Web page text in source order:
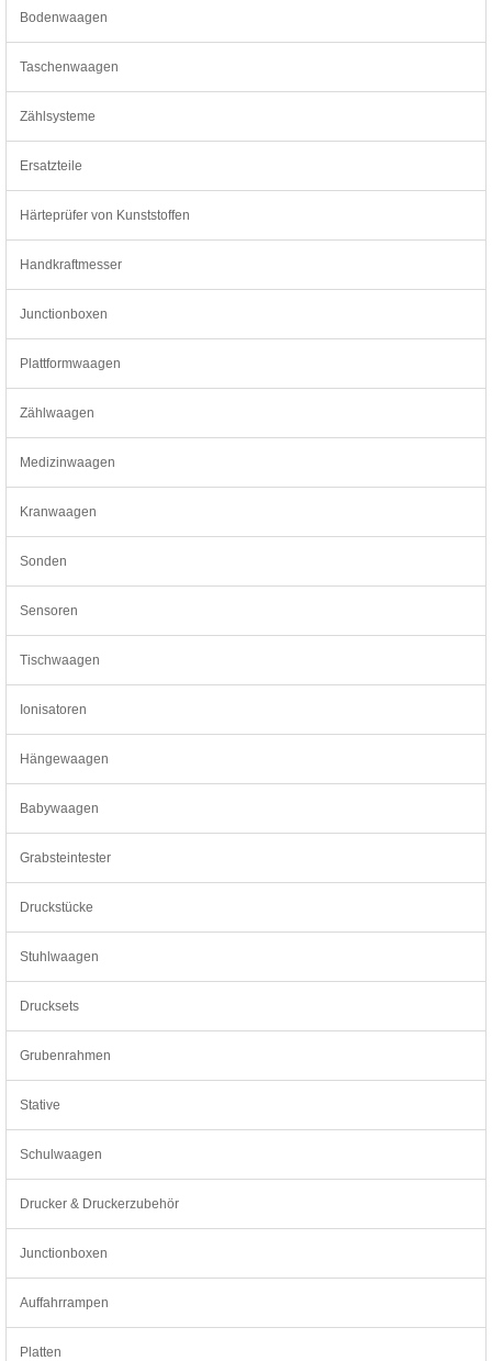
Bodenwaagen
Taschenwaagen
Zählsysteme
Ersatzteile
Härteprüfer von Kunststoffen
Handkraftmesser
Junctionboxen
Plattformwaagen
Zählwaagen
Medizinwaagen
Kranwaagen
Sonden
Sensoren
Tischwaagen
Ionisatoren
Hängewaagen
Babywaagen
Grabsteintester
Druckstücke
Stuhlwaagen
Drucksets
Grubenrahmen
Stative
Schulwaagen
Drucker & Druckerzubehör
Junctionboxen
Auffahrrampen
Platten